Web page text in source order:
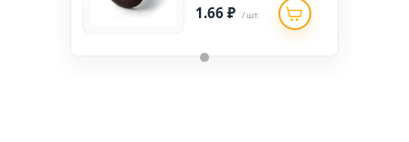
1.66 ₽ / шт.